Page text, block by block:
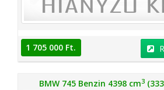
1 705 000 Ft.
BMW 745 Benzin 4398 cm3(333